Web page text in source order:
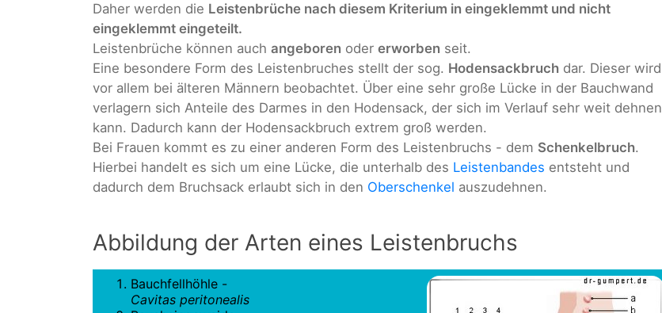
Daher werden die Leistenbrüche nach diesem Kriterium in eingeklemmt und nicht
eingeklemmt eingeteilt.
Leistenbrüche können auch angeboren oder erworben seit.
Eine besondere Form des Leistenbruches stellt der sog. Hodensackbruch dar. Dieser wird
vor allem bei älteren Männern beobachtet. Über eine sehr große Lücke in der Bauchwand
verlagern sich Anteile des Darmes in den Hodensack, der sich im Verlauf sehr weit dehnen
kann. Dadurch kann der Hodensackbruch extrem groß werden.
Bei Frauen kommt es zu einer anderen Form des Leistenbruchs - dem Schenkelbruch.
Hierbei handelt es sich um eine Lücke, die unterhalb des Leistenbandes entsteht und
dadurch dem Bruchsack erlaubt sich in den Oberschenkel auszudehnen.
Abbildung der Arten eines Leistenbruchs
Bauchfellhöhle -
Cavitas peritonealis